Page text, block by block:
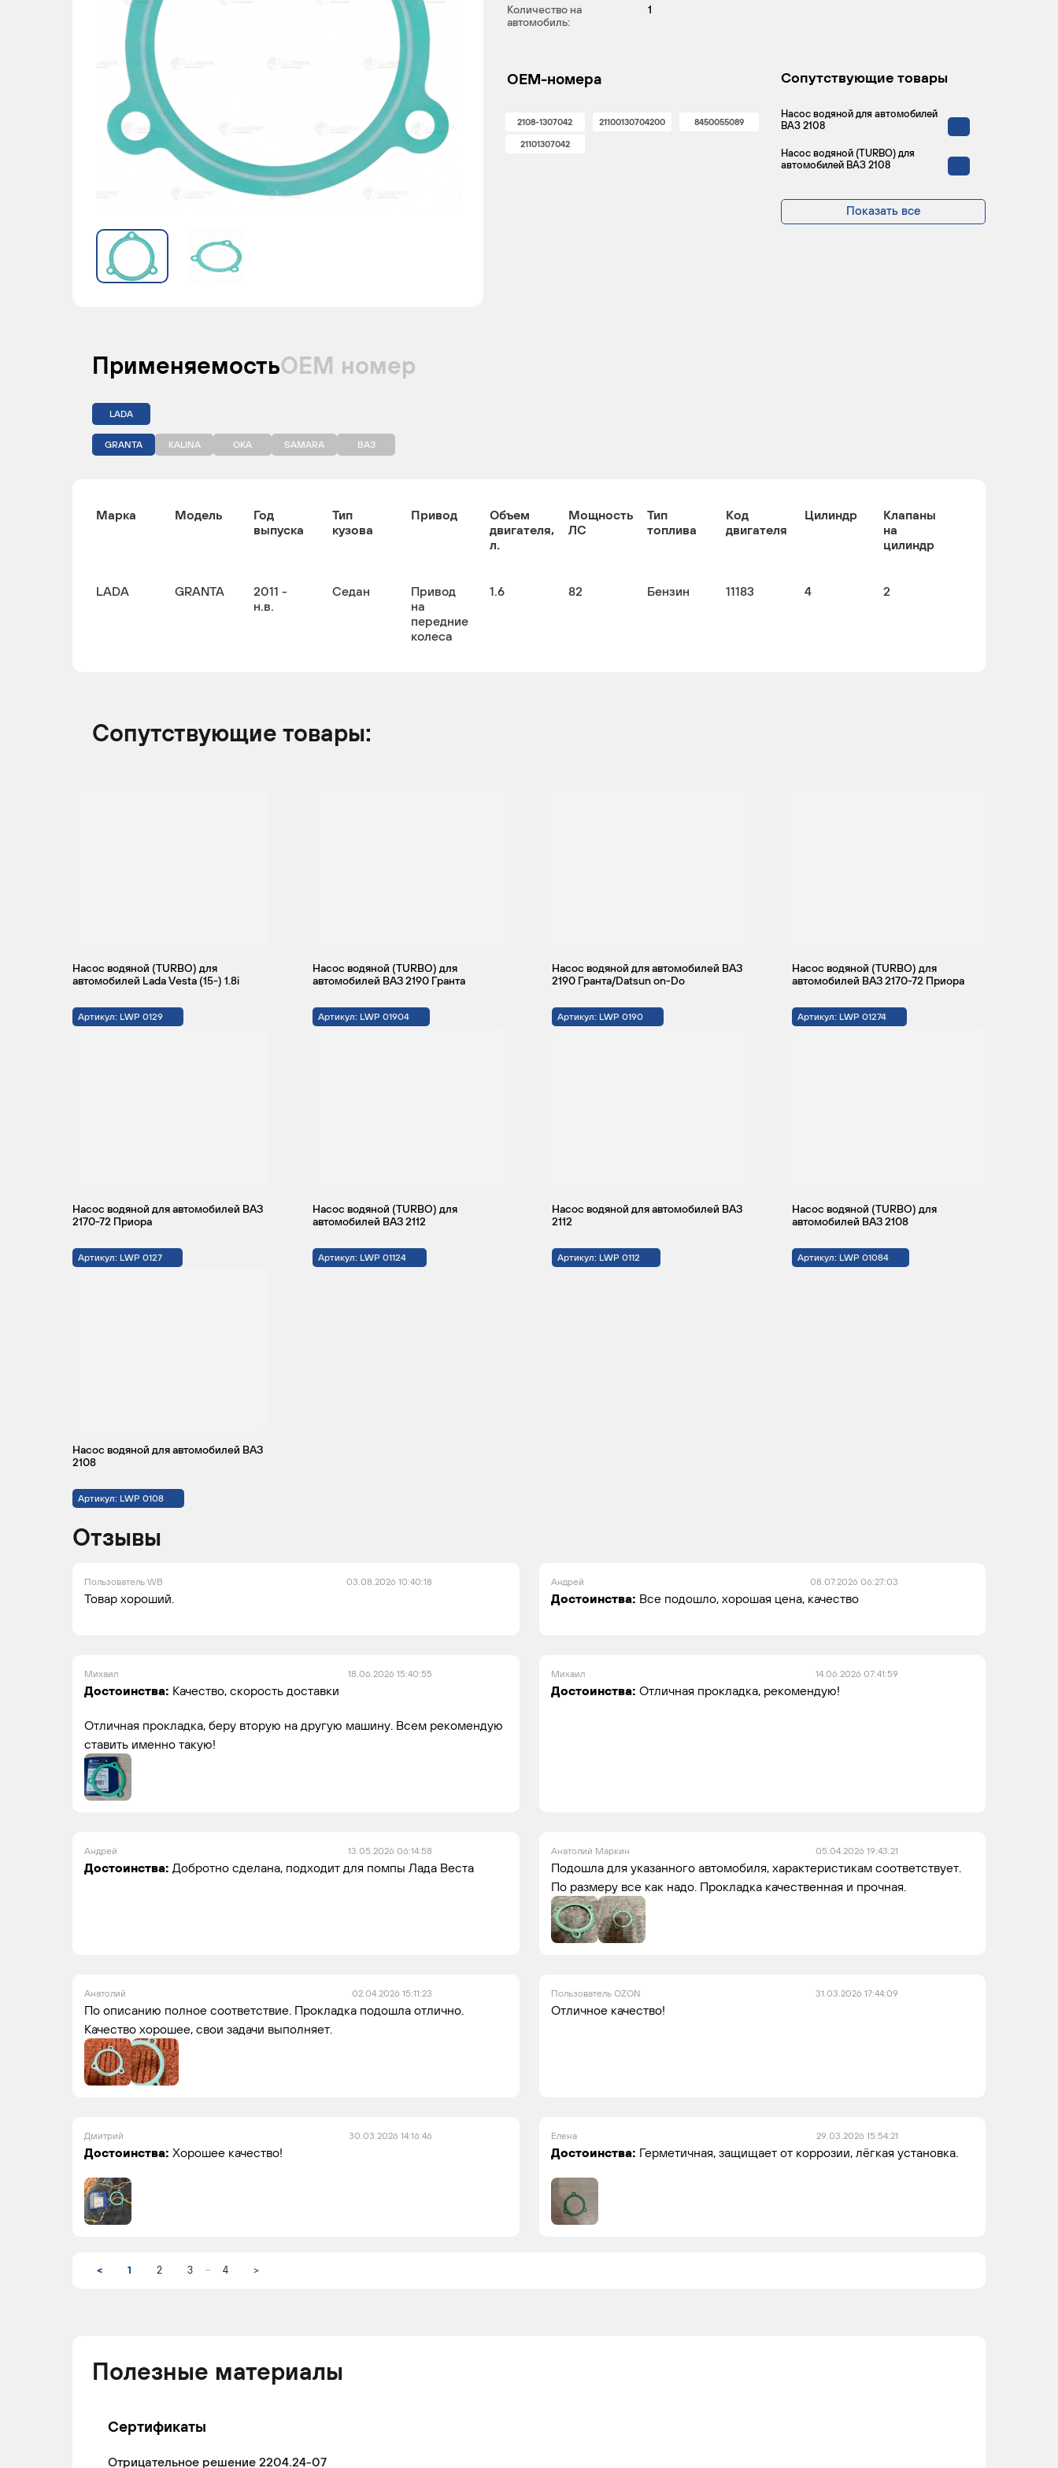
Количество на
автомобиль:
1
OEM-номера
2108-1307042 21100130704200 8450055089
21101307042
Сопутствующие товары
Насос водяной для автомобилей
ВАЗ 2108
Насос водяной (TURBO) для
автомобилей ВАЗ 2108
Показать все
ПрименяемостьОЕМ номер
LADA
GRANTA KALINA OKA SAMARA ВАЗ
Марка Модель
Год
выпуска
Тип
кузова
Привод
Объем
двигателя,
л.
Мощность
ЛС
Тип
топлива
Код
двигателя
Цилиндр
Клапаны
на
цилиндр
LADA GRANTA
2011 -
н.в.
Седан
Привод
на
передние
колеса
1.6 82 Бензин 11183 4 2
Сопутствующие товары:
Насос водяной (TURBO) для
автомобилей Lada Vesta (15-) 1.8i
Артикул: LWP 0129
Насос водяной (TURBO) для
автомобилей ВАЗ 2190 Гранта
Артикул: LWP 01904
Насос водяной для автомобилей ВАЗ
2190 Гранта/Datsun on-Do
Артикул: LWP 0190
Насос водяной (TURBO) для
автомобилей ВАЗ 2170-72 Приора
Артикул: LWP 01274
Насос водяной для автомобилей ВАЗ
2170-72 Приора
Артикул: LWP 0127
Насос водяной (TURBO) для
автомобилей ВАЗ 2112
Артикул: LWP 01124
Насос водяной для автомобилей ВАЗ
2112
Артикул: LWP 0112
Насос водяной (TURBO) для
автомобилей ВАЗ 2108
Артикул: LWP 01084
Насос водяной для автомобилей ВАЗ
2108
Артикул: LWP 0108
Отзывы
Пользователь WB 03.08.2026 10:40:18
Товар хороший.
Андрей 08.07.2026 06:27:03
Достоинства: Все подошло, хорошая цена, качество
Михаил 18.06.2026 15:40:55
Достоинства: Качество, скорость доставки
Отличная прокладка, беру вторую на другую машину. Всем рекомендую
ставить именно такую!
Михаил 14.06.2026 07:41:59
Достоинства: Отличная прокладка, рекомендую!
Андрей 13.05.2026 06:14:58
Достоинства: Добротно сделана, подходит для помпы Лада Веста
Анатолий Маркин 05.04.2026 19:43:21
Подошла для указанного автомобиля, характеристикам соответствует.
По размеру все как надо. Прокладка качественная и прочная.
Анатолий 02.04.2026 15:11:23
По описанию полное соответствие. Прокладка подошла отлично.
Качество хорошее, свои задачи выполняет.
Пользователь OZON 31.03.2026 17:44:09
Отличное качество!
Дмитрий 30.03.2026 14:16:46
Достоинства: Хорошее качество!
Елена 29.03.2026 15:54:21
Достоинства: Герметичная, защищает от коррозии, лёгкая установка.
< 1 2 3 4 >
Полезные материалы
Сертификаты
Отрицательное решение 2204.24-07